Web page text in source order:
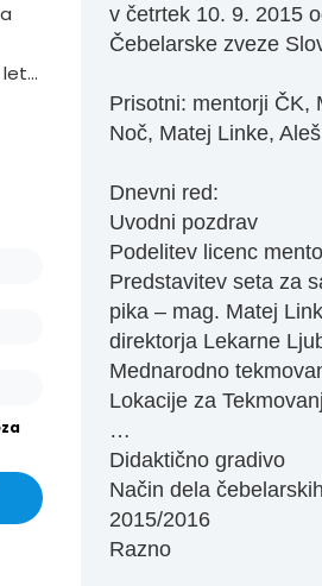
letu
v četrtek 10. 9. 2015
Čebelarske zveze
Prisotni: mentorji ČK,
Noč, Matej Linke,
Dnevni red:
Uvodni pozdrav
Podelitev licenc
Predstavitev seta za
pika – mag. Matej
direktorja Lekarne
Mednarodno
Lokacije za
…
Didaktično gradivo
Način dela
2015/2016
Razno